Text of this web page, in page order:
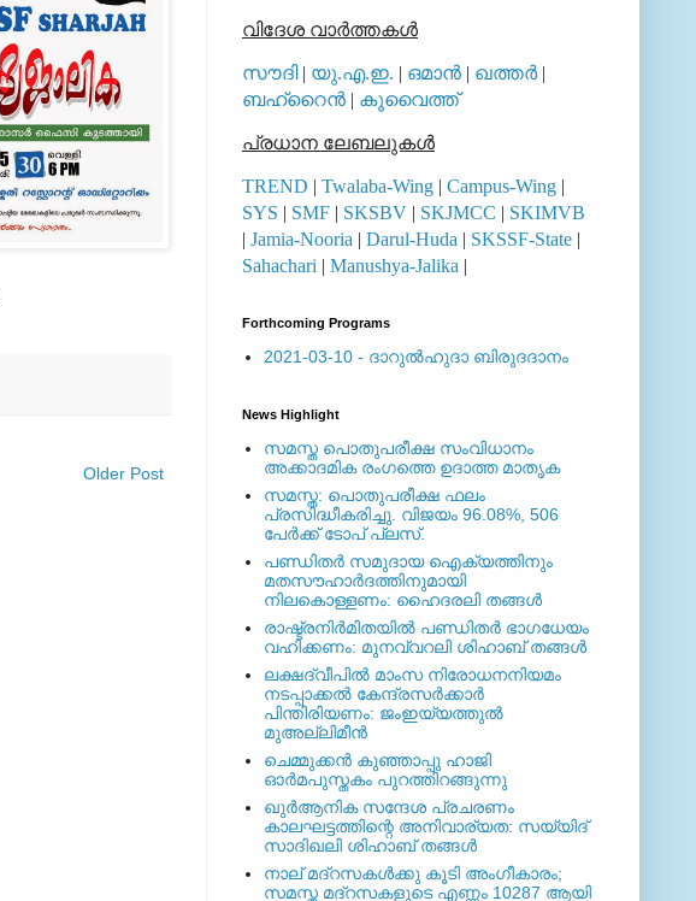
Older Post
വിദേശ വാര്‍ത്തകള്‍
സൗദി| യു.എ.ഇ. | ഒമാന്‍ | ഖത്തര്‍|
ബഹ്റൈന്‍ | കുവൈത്ത്
പ്രധാന ലേബലുകള്‍
TREND | Twalaba-Wing | Campus-Wing |
SYS | SMF | SKSBV | SKJMCC | SKIMVB
| Jamia-Nooria | Darul-Huda | SKSSF-State |
Sahachari | Manushya-Jalika |
Forthcoming Programs
2021-03-10 - ദാറുല്‍ഹുദാ ബിരുദദാനം
News Highlight
സമസ്ത പൊതുപരീക്ഷ സംവിധാനം
അക്കാദമിക രംഗത്തെ ഉദാത്ത മാതൃക
സമസ്ത: പൊതുപരീക്ഷ ഫലം
പ്രസിദ്ധീകരിച്ചു. വിജയം 96.08%, 506
പേര്‍ക്ക് ടോപ് പ്ലസ്.
പണ്ഡിതര്‍ സമുദായ ഐക്യത്തിനും
മതസൗഹാര്‍ദത്തിനുമായി
നിലകൊള്ളണം: ഹൈദരലി തങ്ങള്‍
രാഷ്ട്രനിര്‍മിതയില്‍ പണ്ഡിതര്‍ ഭാഗധേയം
വഹിക്കണം: മുനവ്വറലി ശിഹാബ് തങ്ങള്‍
ലക്ഷദ്വീപില്‍ മാംസ നിരോധനനിയമം
നടപ്പാക്കല്‍ കേന്ദ്രസര്‍ക്കാര്‍
പിന്തിരിയണം: ജംഇയ്യത്തുല്‍
മുഅല്ലിമീന്‍
ചെമ്മുക്കന്‍ കുഞ്ഞാപ്പു ഹാജി
ഓര്‍മപുസ്തകം പുറത്തിറങ്ങുന്നു
ഖുര്‍ആനിക സന്ദേശ പ്രചരണം
കാലഘട്ടത്തിന്റെ അനിവാര്യത: സയ്യിദ്
സാദിഖലി ശിഹാബ് തങ്ങള്‍
നാല് മദ്‌റസകള്‍ക്കു കൂടി അംഗീകാരം;
സമസ്ത മദ്‌റസകളുടെ എണ്ണം 10287 ആയി